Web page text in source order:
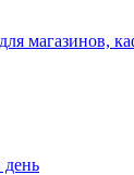
день